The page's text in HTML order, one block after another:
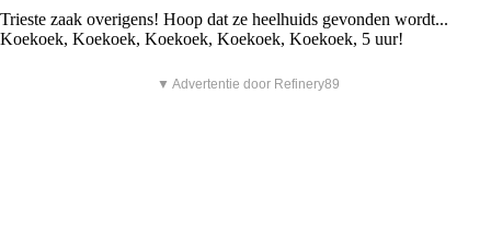
Trieste zaak overigens! Hoop dat ze heelhuids gevonden wordt...
Koekoek, Koekoek, Koekoek, Koekoek, Koekoek, 5 uur!
▼ Advertentie door Refinery89